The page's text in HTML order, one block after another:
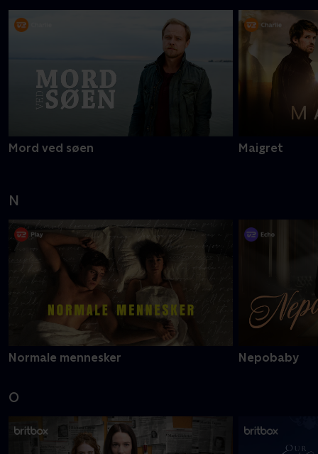
Mord ved søen Maigret
N
Normale mennesker Nepobaby
O